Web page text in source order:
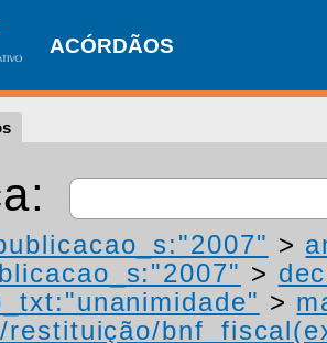
ACÓRDÃOS
>
>
>
restituição/